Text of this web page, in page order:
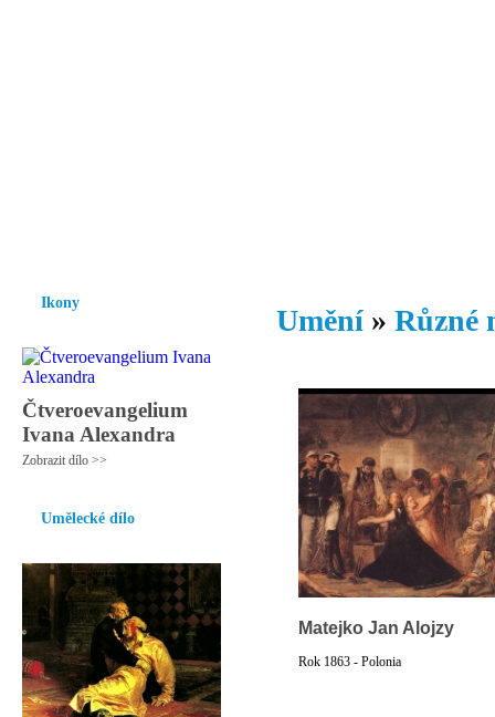
Ikony
Čtveroevangelium
Ivana Alexandra
Zobrazit dílo >>
Umělecké dílo
Umění » Různé
Matejko Jan Alojzy
Rok 1863 - Polonia